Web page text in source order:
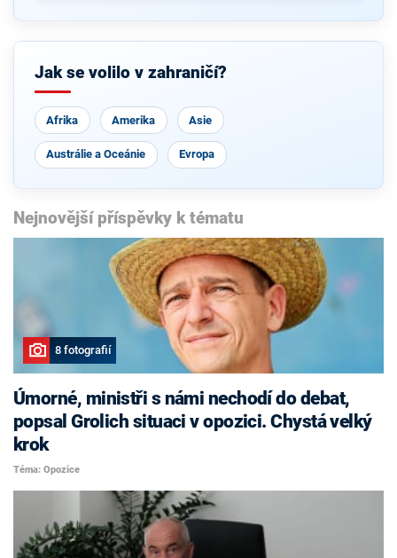
Jak se volilo v zahraničí?
Afrika Amerika Asie
Austrálie a Oceánie Evropa
Nejnovější příspěvky k tématu
8 fotografií
Úmorné, ministři s námi nechodí do debat,
popsal Grolich situaci v opozici. Chystá velký
krok
Téma: Opozice